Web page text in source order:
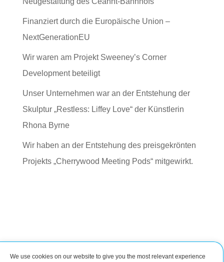
Finanziert durch die Europäische Union –
NextGenerationEU
Wir waren am Projekt Sweeney’s Corner
Development beteiligt
Unser Unternehmen war an der Entstehung der
Skulptur „Restless: Liffey Love“ der Künstlerin
Rhona Byrne
Wir haben an der Entstehung des preisgekrönten
Projekts „Cherrywood Meeting Pods“ mitgewirkt.
Verbinde dich mit uns
We use cookies on our website to give you the most relevant experience